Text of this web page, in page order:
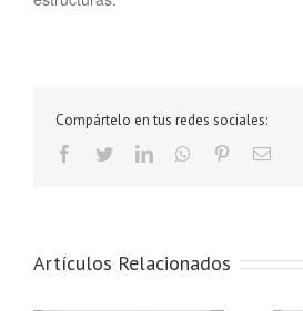
Compártelo en tus redes sociales:
Facebook
TwitterLinkedInWhatsappPinterestEmail
Artículos Relacionados